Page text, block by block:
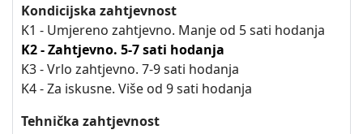
Kondicijska zahtjevnost
K1 - Umjereno zahtjevno. Manje od 5 sati hodanja
K2 - Zahtjevno. 5-7 sati hodanja
K3 - Vrlo zahtjevno. 7-9 sati hodanja
K4 - Za iskusne. Više od 9 sati hodanja
Tehnička zahtjevnost